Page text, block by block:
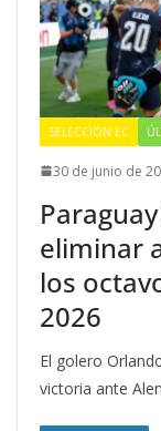
SELECCIÓN EC
30 de junio de
eliminar
los
2026
El golero
victoria ante